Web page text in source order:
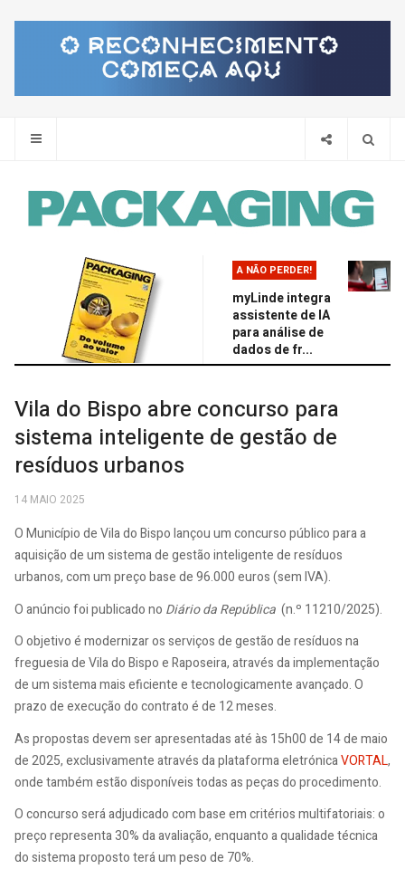
A NÃO PERDER!
myLinde integra
assistente de IA
para análise de
dados de fr...
Vila do Bispo abre concurso para
sistema inteligente de gestão de
resíduos urbanos
14 MAIO 2025
O Município de Vila do Bispo lançou um concurso público para a
aquisição de um sistema de gestão inteligente de resíduos
urbanos, com um preço base de 96.000 euros (sem IVA).
O anúncio foi publicado no Diário da República (n.º 11210/2025).
O objetivo é modernizar os serviços de gestão de resíduos na
freguesia de Vila do Bispo e Raposeira, através da implementação
de um sistema mais eficiente e tecnologicamente avançado. O
prazo de execução do contrato é de 12 meses.
As propostas devem ser apresentadas até às 15h00 de 14 de maio
de 2025, exclusivamente através da plataforma eletrónicaVORTAL,
onde também estão disponíveis todas as peças do procedimento.
O concurso será adjudicado com base em critérios multifatoriais: o
preço representa 30% da avaliação, enquanto a qualidade técnica
do sistema proposto terá um peso de 70%.